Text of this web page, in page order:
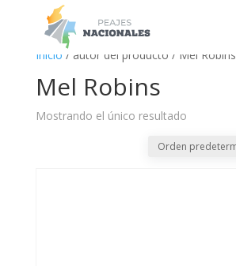
Inicio / autor del producto / Mel Robins
Mel Robins
Mostrando el único resultado